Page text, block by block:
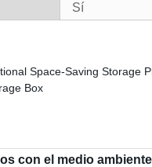
Sí
con el medio